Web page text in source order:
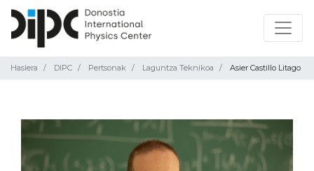
Hasiera DIPC Pertsonak Laguntza Teknikoa Asier Castillo Litago